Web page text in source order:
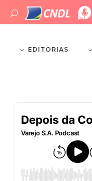
EDITORIAS